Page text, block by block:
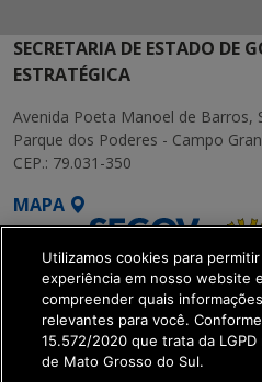
SECRETARIA DE ESTADO DE
ESTRATÉGICA
Avenida Poeta Manoel de Barros,
Parque dos Poderes - Campo
CEP.: 79.031-350
MAPA
SETDIG | Secretaria-
Executiva de
Utilizamos cookies para
experiência em nosso website
compreender quais
relevantes para você.
15.572/2020 que trata da
de Mato Grosso do Sul.